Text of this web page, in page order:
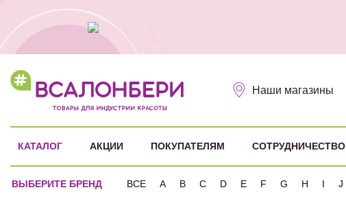
Наши магазины
КАТАЛОГ АКЦИИ ПОКУПАТЕЛЯМ СОТРУДНИЧЕСТВО
ВЫБЕРИТЕ БРЕНД ВСЕ A B C D E F G H I J